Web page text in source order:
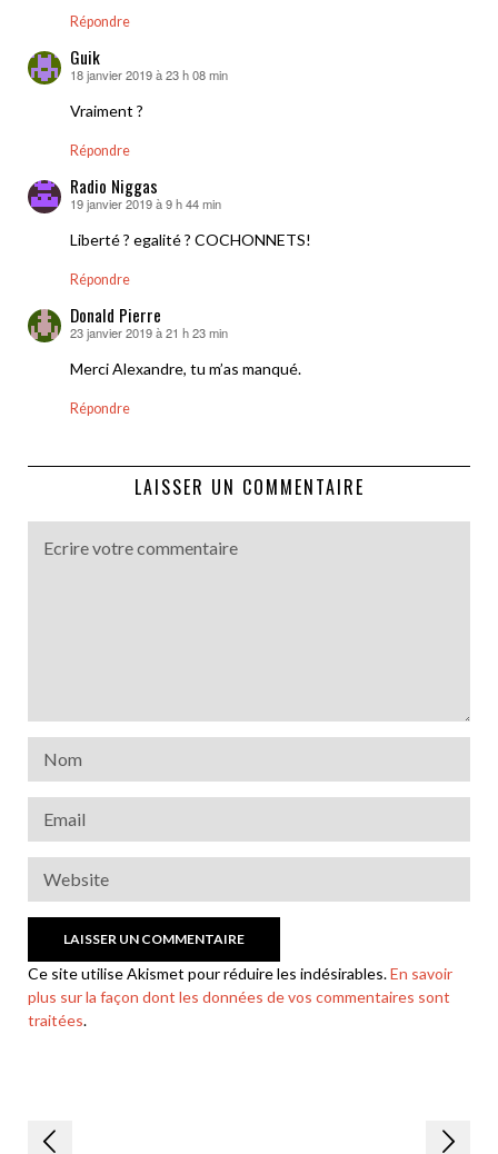
Répondre
Guik
dit :
18 janvier 2019 à 23 h 08 min
Vraiment ?
Répondre
Radio Niggas
dit :
19 janvier 2019 à 9 h 44 min
Liberté ? egalité ? COCHONNETS!
Répondre
Donald Pierre
dit :
23 janvier 2019 à 21 h 23 min
Merci Alexandre, tu m’as manqué.
Répondre
LAISSER UN COMMENTAIRE
Ce site utilise Akismet pour réduire les indésirables.En savoir
plus sur la façon dont les données de vos commentaires sont
traitées.
Navigation